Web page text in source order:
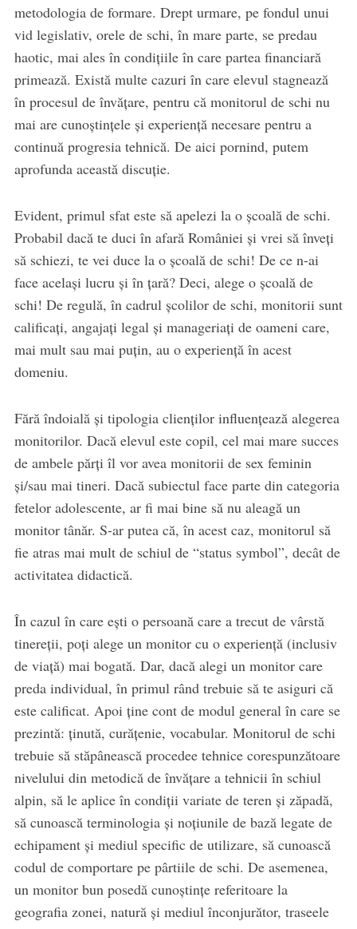
metodologia de formare. Drept urmare, pe fondul unui
vid legislativ, orele de schi, în mare parte, se predau
haotic, mai ales în condițiile în care partea financiară
primează. Există multe cazuri în care elevul stagnează
în procesul de învățare, pentru că monitorul de schi nu
mai are cunoștințele și experiență necesare pentru a
continuă progresia tehnică. De aici pornind, putem
aprofunda această discuție.
Evident, primul sfat este să apelezi la o școală de schi.
Probabil dacă te duci în afară României și vrei să înveți
să schiezi, te vei duce la o școală de schi! De ce n-ai
face același lucru și în țară? Deci, alege o școală de
schi! De regulă, în cadrul școlilor de schi, monitorii sunt
calificați, angajați legal și manageriați de oameni care,
mai mult sau mai puțin, au o experiență în acest
domeniu.
Fără îndoială și tipologia clienților influențează alegerea
monitorilor. Dacă elevul este copil, cel mai mare succes
de ambele părți îl vor avea monitorii de sex feminin
și/sau mai tineri. Dacă subiectul face parte din categoria
fetelor adolescente, ar fi mai bine să nu aleagă un
monitor tânăr. S-ar putea că, în acest caz, monitorul să
fie atras mai mult de schiul de “status symbol”, decât de
activitatea didactică.
În cazul în care ești o persoană care a trecut de vârstă
tinereții, poți alege un monitor cu o experiență (inclusiv
de viață) mai bogată. Dar, dacă alegi un monitor care
preda individual, în primul rând trebuie să te asiguri că
este calificat. Apoi ține cont de modul general în care se
prezintă: ținută, curățenie, vocabular. Monitorul de schi
trebuie să stăpânească procedee tehnice corespunzătoare
nivelului din metodică de învățare a tehnicii în schiul
alpin, să le aplice în condiții variate de teren şi zăpadă,
să cunoască terminologia şi noţiunile de bază legate de
echipament şi mediul specific de utilizare, să cunoască
codul de comportare pe pârtiile de schi. De asemenea,
un monitor bun posedă cunoştinţe referitoare la
geografia zonei, natură şi mediul înconjurător, traseele